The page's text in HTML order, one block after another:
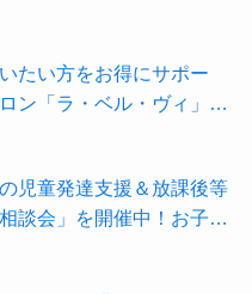
円）」で夏バテ撃退★
たい方をお得にサポー
ン「ラ・ベル・ヴィ」か
情報が届きました！
児童発達支援＆放課後等
談会」を開催中！お子さ
増やす夏にしてみません